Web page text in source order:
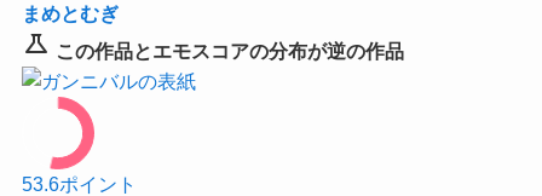
まめとむぎ
science この作品とエモスコアの分布が逆の作品
53.6ポイント